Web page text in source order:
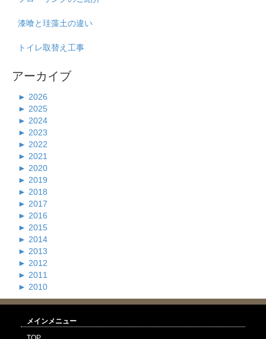
漆喰と珪藻土の違い
トイレ取替え工事
アーカイブ
► 2026
► 2025
► 2024
► 2023
► 2022
► 2021
► 2020
► 2019
► 2018
► 2017
► 2016
► 2015
► 2014
► 2013
► 2012
► 2011
► 2010
メインメニュー